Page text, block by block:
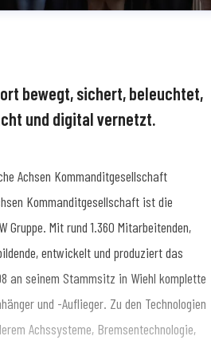
bewegt, sichert, beleuchtet,
und digital vernetzt.
Achsen Kommanditgesellschaft
Kommanditgesellschaft ist die
Gruppe. Mit rund 1.360 Mitarbeitenden,
entwickelt und produziert das
an seinem Stammsitz in Wiehl komplette
und -Auflieger. Zu den Technologien
Achssysteme, Bremsentechnologie,